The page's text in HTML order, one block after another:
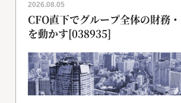
2026.08.05
CFO直下でグループ全体の財務
を動かす[038935]